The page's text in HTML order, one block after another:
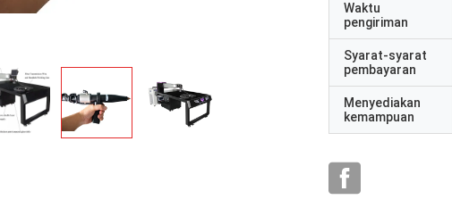
Waktu
pengiriman
Syarat-syarat
pembayaran
Menyediakan
kemampuan